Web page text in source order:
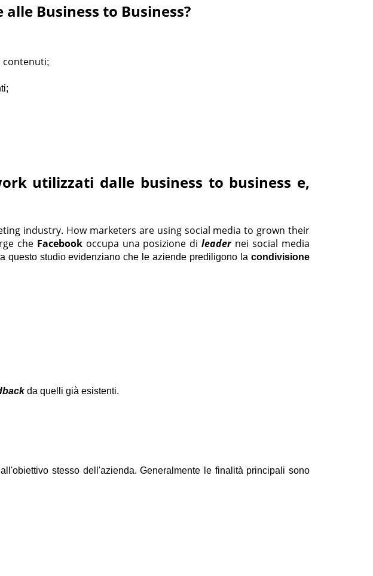
Business to Business?
contenuti;
utilizzati dalle business to business e,
industry. How marketers are using social media to grown their
che Facebookoccupa una posizione dileader nei social media
questo studio evidenziano che le aziende prediligono lacondivisione
da quelli già esistenti.
stesso dell'azienda.Generalmente le finalità principali sono